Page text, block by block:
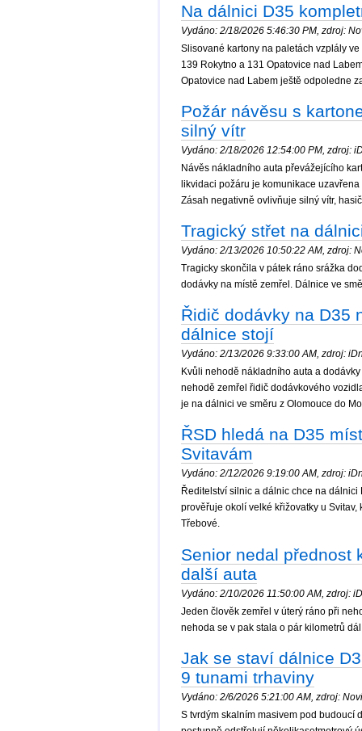
Na dálnici D35
Vydáno: 2/18/2026 5:46:30 PM, zdroj:
Slisované kartony na paletách vzplály
139 Rokytno a 131 Opatovice nad
Opatovice nad Labem ještě odpoledne
Požár návěsu s
silný vítr
Vydáno: 2/18/2026 12:54:00 PM, zdroj:
Návěs nákladního auta převážejícího
likvidaci požáru je komunikace
Zásah negativně ovlivňuje silný vítr,
Tragický střet na
Vydáno: 2/13/2026 10:50:22 AM, zdroj:
Tragicky skončila v pátek ráno srážka
dodávky na místě zemřel. Dálnice ve
Řidič dodávky na D35
dálnice stojí
Vydáno: 2/13/2026 9:33:00 AM, zdroj:
Kvůli nehodě nákladního auta a
nehodě zemřel řidič dodávkového
je na dálnici ve směru z Olomouce do
ŘSD hledá na D35
Svitavám
Vydáno: 2/12/2026 9:19:00 AM, zdroj:
Ředitelství silnic a dálnic chce na
prověřuje okolí velké křižovatky u
Třebové.
Senior nedal přednost
další auta
Vydáno: 2/10/2026 11:50:00 AM, zdroj:
Jeden člověk zemřel v úterý ráno při
nehoda se v pak stala o pár kilometrů
Jak se staví dálnice
9 tunami trhaviny
Vydáno: 2/6/2026 5:21:00 AM, zdroj:
S tvrdým skalním masivem pod budoucí